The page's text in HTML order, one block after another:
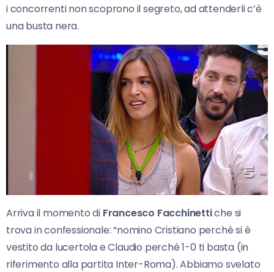
i concorrenti non scoprono il segreto, ad attenderli c’è
una busta nera.
Arriva il momento di Francesco Facchinettiche si
trova in confessionale: “nomino Cristiano perché si è
vestito da lucertola e Claudio perché 1-0 ti basta (in
riferimento alla partita Inter-Roma). Abbiamo svelato